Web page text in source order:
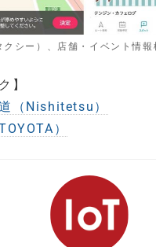
クシー）、店舗・イベント情報
】
（Nishitetsu）
）